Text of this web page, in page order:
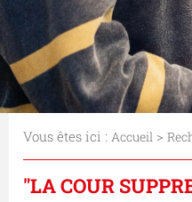
Vous êtes ici : Accueil>
"LA COUR